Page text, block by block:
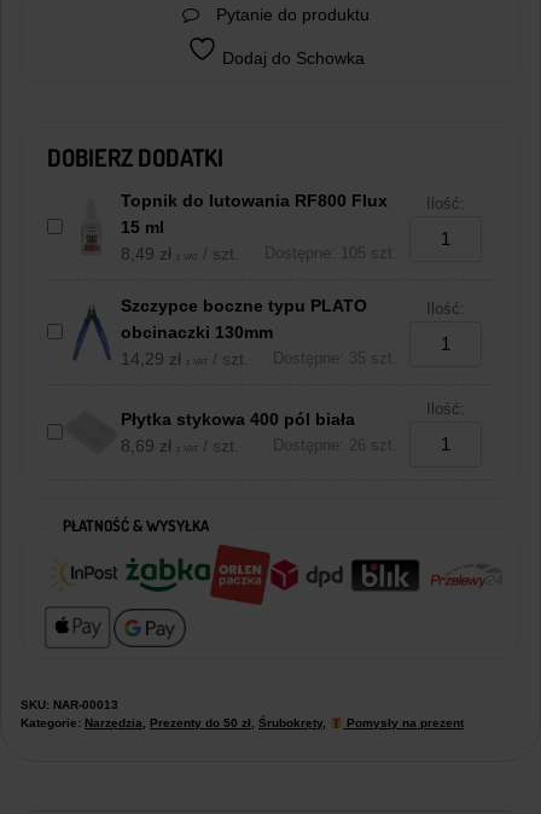
Pytanie do produktu
Dodaj do Schowka
DOBIERZ DODATKI
Topnik do lutowania RF800 Flux
15 ml
8,49 zł z VAT / szt. Dostępne: 105 szt.
Ilość:
Szczypce boczne typu PLATO
obcinaczki 130mm
14,29 zł z VAT / szt. Dostępne: 35 szt.
Ilość:
Płytka stykowa 400 pól biała
8,69 zł z VAT / szt. Dostępne: 26 szt.
Ilość:
PŁATNOŚĆ & WYSYŁKA
SKU: NAR-00013
Kategorie: Narzędzia, Prezenty do 50 zł, Śrubokręty, Pomysły na prezent